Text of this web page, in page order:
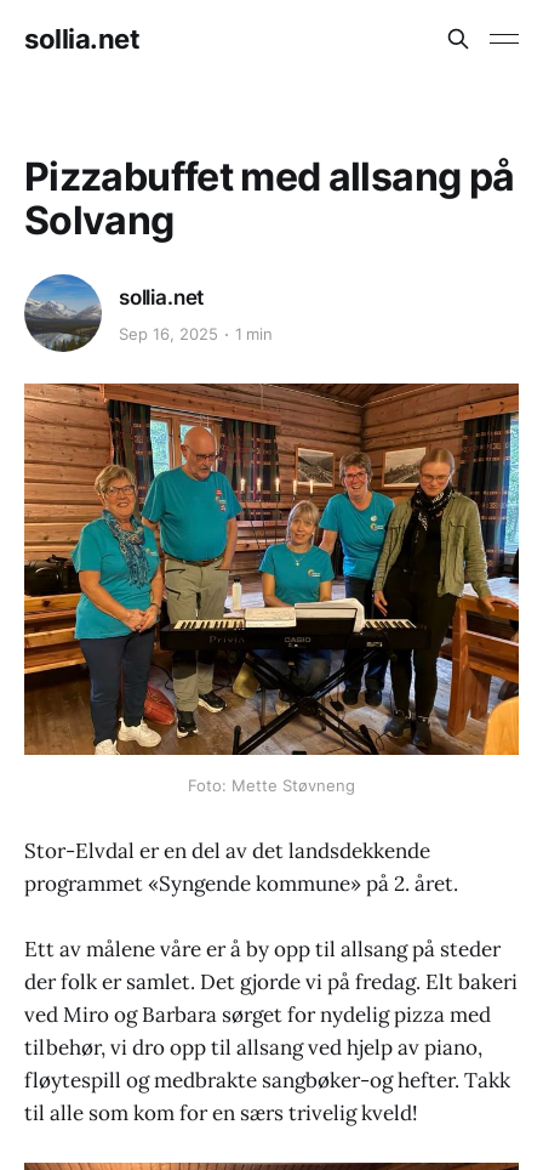
sollia.net
Pizzabuffet med allsang på
Solvang
sollia.net
Sep 16, 2025 1 min
Foto: Mette Støvneng
Stor-Elvdal er en del av det landsdekkende
programmet «Syngende kommune» på 2. året.
Ett av målene våre er å by opp til allsang på steder
der folk er samlet. Det gjorde vi på fredag. Elt bakeri
ved Miro og Barbara sørget for nydelig pizza med
tilbehør, vi dro opp til allsang ved hjelp av piano,
fløytespill og medbrakte sangbøker-og hefter. Takk
til alle som kom for en særs trivelig kveld!